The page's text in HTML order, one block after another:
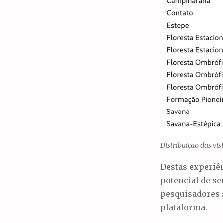
Distribuição das
Destas
potencial de
pesquisadores
plataforma.